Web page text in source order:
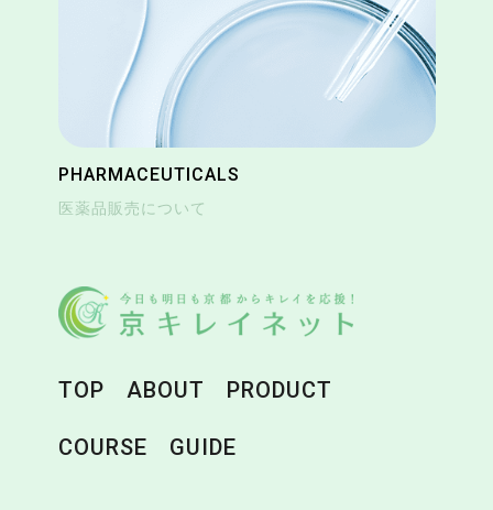
PHARMACEUTICALS
医薬品販売について
TOP ABOUT PRODUCT
COURSE GUIDE